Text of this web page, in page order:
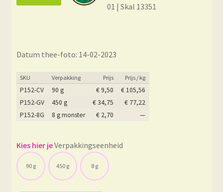
01 | Skal 13351
Datum thee-foto: 14-02-2023
SKU Verpakking Prijs Prijs / kg
P152-CV 90 g €9,50 €105,56
P152-GV
450 g €34,75 € 77,22
P152-8G
8 g monster € 2,70 —
Verpakkingseenheid
90 g 450 g 8 g